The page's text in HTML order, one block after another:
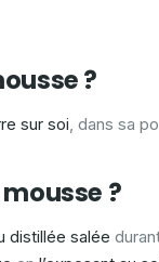
?
sur soi, dans sa
?
distillée salée